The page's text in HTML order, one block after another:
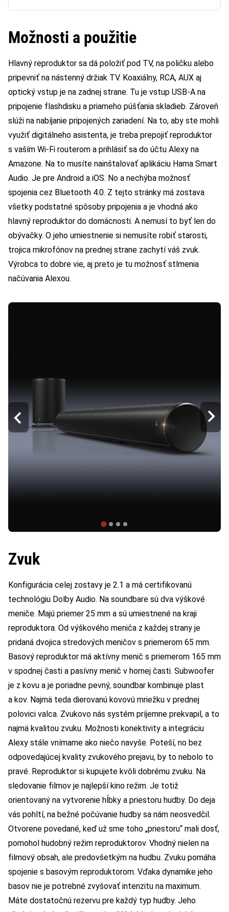
Možnosti a použitie
Hlavný reproduktor sa dá položiť pod TV, na poličku alebo
pripevniť na nástenný držiak TV. Koaxiálny, RCA, AUX aj
optický vstup je na zadnej strane. Tu je vstup USB-A na
pripojenie flashdisku a priameho púšťania skladieb. Zároveň
slúži na nabíjanie pripojených zariadení. Na to, aby ste mohli
využiť digitálneho asistenta, je treba prepojiť reproduktor
s vaším Wi-Fi routerom a prihlásiť sa do účtu Alexy na
Amazone. Na to musíte nainštalovať aplikáciu Hama Smart
Audio. Je pre Android a iOS. No a nechýba možnosť
spojenia cez Bluetooth 4.0. Z tejto stránky má zostava
všetky podstatné spôsoby pripojenia a je vhodná ako
hlavný reproduktor do domácnosti. A nemusí to byť len do
obývačky. O jeho umiestnenie si nemusíte robiť starosti,
trojica mikrofónov na prednej strane zachytí váš zvuk.
Výrobca to dobre vie, aj preto je tu možnosť stlmenia
načúvania Alexou.
Zvuk
Konfigurácia celej zostavy je 2.1 a má certifikovanú
technológiu Dolby Audio. Na soundbare sú dva výškové
meniče. Majú priemer 25 mm a sú umiestnené na kraji
reproduktora. Od výškového meniča z každej strany je
pridaná dvojica stredových meničov s priemerom 65 mm.
Basový reproduktor má aktívny menič s priemerom 165 mm
v spodnej časti a pasívny menič v hornej časti. Subwoofer
je z kovu a je poriadne pevný, soundbar kombinuje plast
a kov. Najmä teda dierovanú kovovú mriežku v prednej
polovici valca. Zvukovo nás systém príjemne prekvapil, a to
najmä kvalitou zvuku. Možnosti konektivity a integráciu
Alexy stále vnímame ako niečo navyše. Poteší, no bez
odpovedajúcej kvality zvukového prejavu, by to nebolo to
pravé. Reproduktor si kupujete kvôli dobrému zvuku. Na
sledovanie filmov je najlepší kino režim. Je totiž
orientovaný na vytvorenie hĺbky a priestoru hudby. Do deja
vás pohltí, na bežné počúvanie hudby sa nám neosvedčil.
Otvorene povedané, keď už sme toho „priestoru“ mali dosť,
pomohol hudobný režim reproduktorov. Vhodný nielen na
filmový obsah, ale predovšetkým na hudbu. Zvuku pomáha
spojenie s basovým reproduktorom. Vďaka dynamike jeho
basov nie je potrebné zvyšovať intenzitu na maximum.
Máte dostatočnú rezervu pre každý typ hudby. Jeho